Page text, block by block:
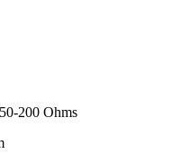
200 Ohms